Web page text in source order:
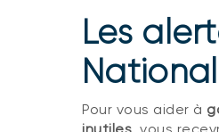
Les
Pour vous aider à